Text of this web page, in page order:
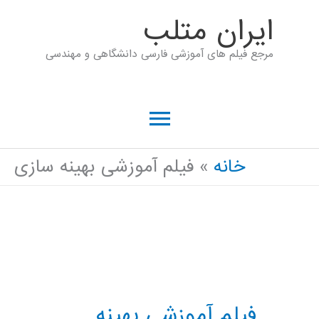
ايران متلب
مرجع فیلم های آموزشی فارسی دانشگاهی و مهندسی
فهرست
اصلی
خانه فیلم آموزشی بهینه سازی